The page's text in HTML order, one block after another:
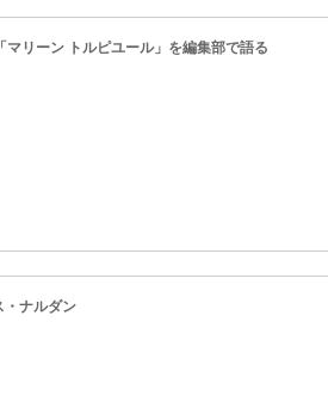
リーン トルピユール」を編集部で語る
・ナルダン